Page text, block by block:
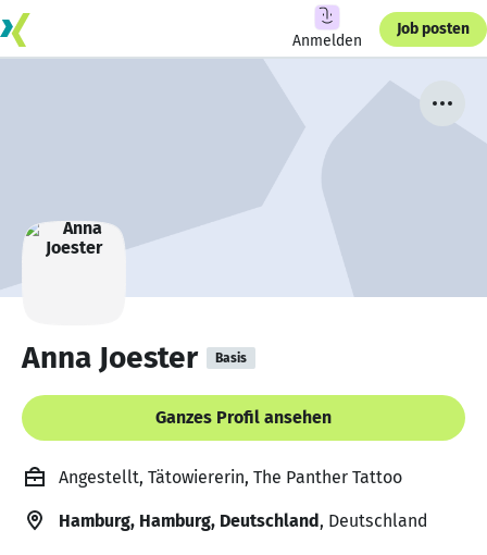
Anmelden
Job posten
Anna Joester Basis
Ganzes Profil ansehen
Angestellt, Tätowiererin, The Panther Tattoo
Hamburg, Hamburg, Deutschland, Deutschland